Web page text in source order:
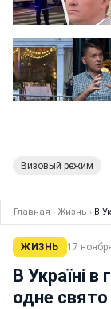
Визовый режим
Главная › Жизнь › В
ЖИЗНЬ 17
В Україні
одне свято